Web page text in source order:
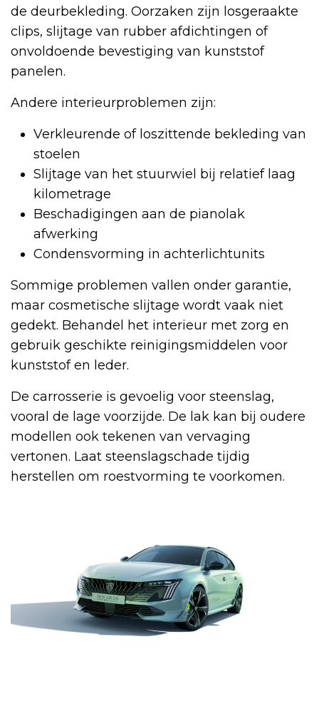
de deurbekleding. Oorzaken zijn losgeraakte
clips, slijtage van rubber afdichtingen of
onvoldoende bevestiging van kunststof
panelen.
Andere interieurproblemen zijn:
Verkleurende of loszittende bekleding van
stoelen
Slijtage van het stuurwiel bij relatief laag
kilometrage
Beschadigingen aan de pianolak
afwerking
Condensvorming in achterlichtunits
Sommige problemen vallen onder garantie,
maar cosmetische slijtage wordt vaak niet
gedekt. Behandel het interieur met zorg en
gebruik geschikte reinigingsmiddelen voor
kunststof en leder.
De carrosserie is gevoelig voor steenslag,
vooral de lage voorzijde. De lak kan bij oudere
modellen ook tekenen van vervaging
vertonen. Laat steenslagschade tijdig
herstellen om roestvorming te voorkomen.